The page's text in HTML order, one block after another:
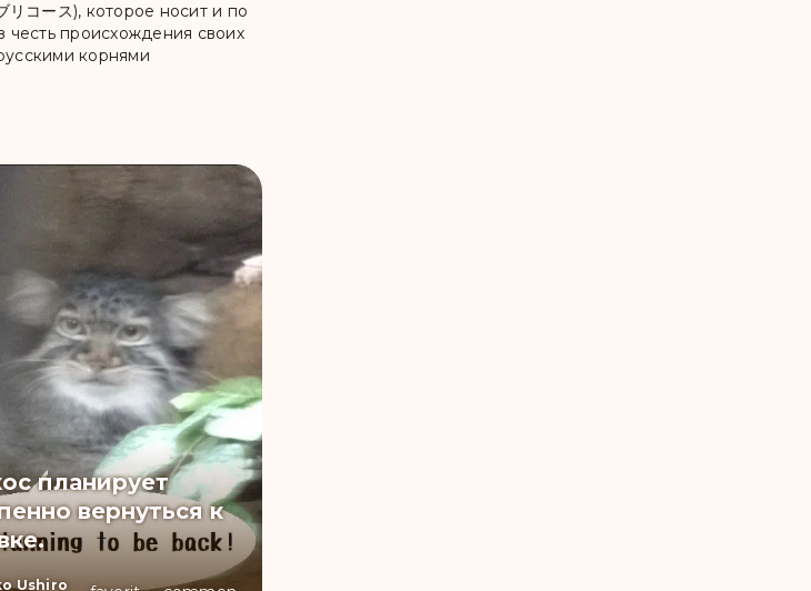
コース), которое носит и по
честь происхождения своих
корнями
планирует
вернуться к
Ushiro